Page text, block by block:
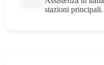
stazioni principali.